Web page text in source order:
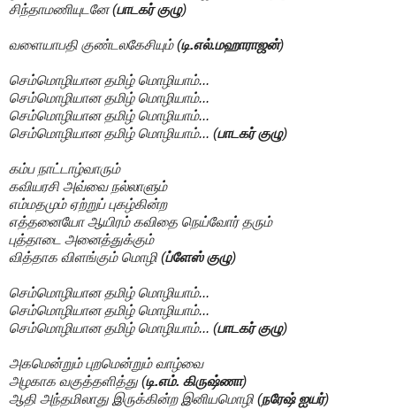
சிந்தாமணியுடனே (பாடகர் குழு)
வளையாபதி குண்டலகேசியும் (டி.எல்.மஹாராஜன்)
செம்மொழியான தமிழ் மொழியாம்...
செம்மொழியான தமிழ் மொழியாம்...
செம்மொழியான தமிழ் மொழியாம்...
செம்மொழியான தமிழ் மொழியாம்... (பாடகர் குழு)
கம்ப நாட்டாழ்வாரும்
கவியரசி அவ்வை நல்லாளும்
எம்மதமும் ஏற்றுப் புகழ்கின்ற
எத்தனையோ ஆயிரம் கவிதை நெய்வோர் தரும்
புத்தாடை அனைத்துக்கும்
வித்தாக விளங்கும் மொழி (ப்ளேஸ் குழு)
செம்மொழியான தமிழ் மொழியாம்...
செம்மொழியான தமிழ் மொழியாம்...
செம்மொழியான தமிழ் மொழியாம்... (பாடகர் குழு)
அகமென்றும் புறமென்றும் வாழ்வை
அழகாக வகுத்தளித்து (டி.எம். கிருஷ்ணா)
ஆதி அந்தமிலாது இருக்கின்ற இனியமொழி (நரேஷ் ஐயர்)